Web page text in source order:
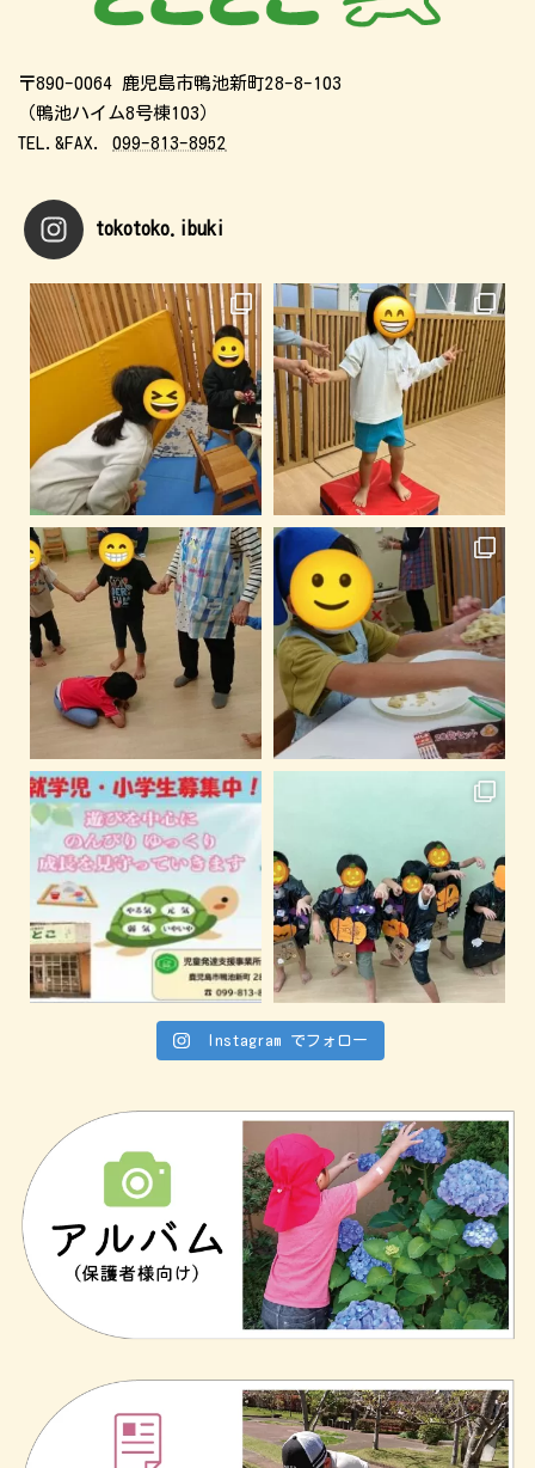
〒890-0064 鹿児島市鴨池新町28-8-103
（鴨池ハイム8号棟103）
TEL.&FAX. 099-813-8952
tokotoko.ibuki
Instagram でフォロー